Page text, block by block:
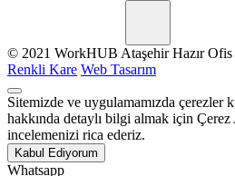
© 2021 WorkHUB Ataşehir Hazır Ofis
Renkli Kare Web Tasarım
Sitemizde ve uygulamamızda çerezler
hakkında detaylı bilgi almak için Çerez
incelemenizi rica ederiz.
Kabul Ediyorum
Whatsapp